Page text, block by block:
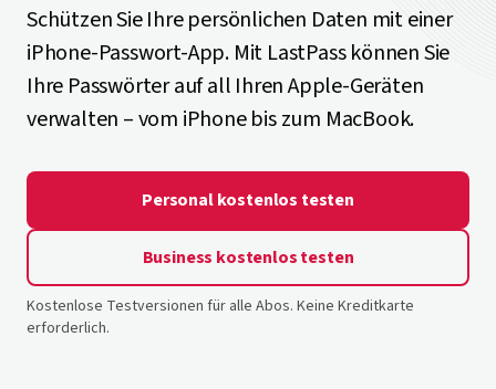
Schützen Sie Ihre persönlichen Daten mit einer
iPhone-Passwort-App. Mit LastPass können Sie
Ihre Passwörter auf all Ihren Apple-Geräten
verwalten – vom iPhone bis zum MacBook.
Personal kostenlos testen
Business kostenlos testen
Kostenlose Testversionen für alle Abos. Keine Kreditkarte
erforderlich.